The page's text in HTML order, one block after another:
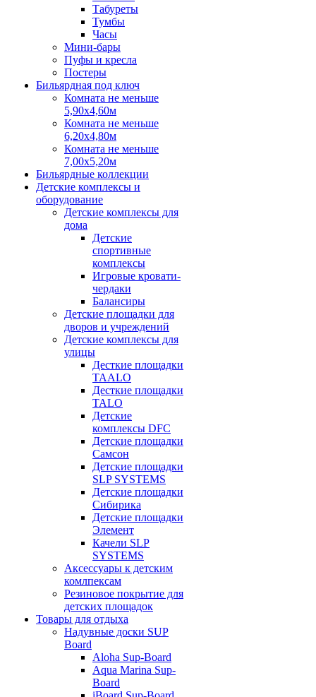
Табуреты
Тумбы
Часы
Мини-бары
Пуфы и кресла
Постеры
Бильярдная под ключ
Комната не меньше
5,90х4,60м
Комната не меньше
6,20х4,80м
Комната не меньше
7,00х5,20м
Бильярдные коллекции
Детские комплексы и
оборудование
Детские комплексы для
дома
Детские
спортивные
комплексы
Игровые кровати-
чердаки
Балансиры
Детские площадки для
дворов и учреждений
Детские комплексы для
улицы
Десткие площадки
TAALO
Десткие площадки
TALO
Детские
комплексы DFC
Детские площадки
Самсон
Детские площадки
SLP SYSTEMS
Детские площадки
Сибирика
Детские площадки
Элемент
Качели SLP
SYSTEMS
Аксессуары к детским
комлпексам
Резиновое покрытие для
детских площадок
Товары для отдыха
Надувные доски SUP
Board
Aloha Sup-Board
Aqua Marina Sup-
Board